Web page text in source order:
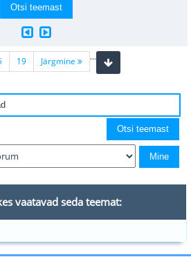
...
19 Järgmine
vaatavad seda teemat: